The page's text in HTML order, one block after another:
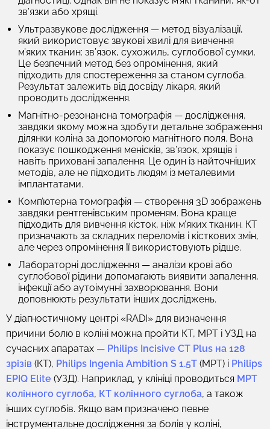
зв’язки або хрящі.
Ультразвукове дослідження — метод візуалізації,
який використовує звукові хвилі для вивчення
м’яких тканин: зв’язок, сухожиль, суглобової сумки.
Це безпечний метод без опромінення, який
підходить для спостереження за станом суглоба.
Результат залежить від досвіду лікаря, який
проводить дослідження.
Магнітно-резонансна томографія — дослідження,
завдяки якому можна здобути детальне зображення
ділянки коліна за допомогою магнітного поля. Вона
показує пошкодження менісків, зв’язок, хрящів і
навіть приховані запалення. Це один із найточніших
методів, але не підходить людям із металевими
імплантатами.
Комп’ютерна томографія — створення 3D зображень
завдяки рентгенівським променям. Вона краще
підходить для вивчення кісток, ніж м’яких тканин. КТ
призначають за складних переломів і кісткових змін,
але через опромінення її використовують рідше.
Лабораторні дослідження — аналізи крові або
суглобової рідини допомагають виявити запалення,
інфекції або аутоімунні захворювання. Вони
доповнюють результати інших досліджень.
У діагностичному центрі «RADI» для визначення
причини болю в коліні можна пройти КТ, МРТ і УЗД на
сучасних апаратах — Philips Incisive CT Plus на 128
зрізів (КТ), Philips Ingenia Ambition S 1.5T (МРТ) і Philips
EPIQ Elite (УЗД). Наприклад, у клініці проводиться МРТ
колінного суглоба, КТ колінного суглоба, а також
інших суглобів. Якщо вам призначено певне
інструментальне дослідження за болів у коліні,